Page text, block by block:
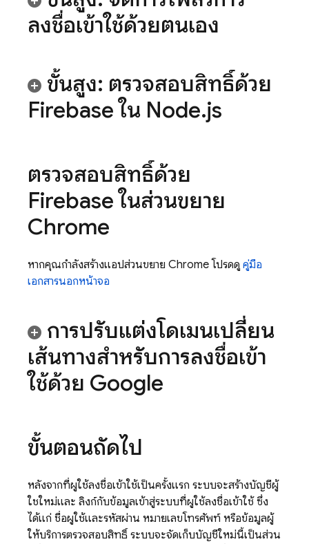
ลงชื่อเข้าใช้ด้วยตนเอง
ขั้นสูง: ตรวจสอบสิทธิ์ด้วย
Firebase ใน Node.js
ตรวจสอบสิทธิ์ด้วย
Firebase ในส่วนขยาย
Chrome
หากคุณกำลังสร้างแอปส่วนขยาย Chrome โปรดดู คู่มือ
เอกสารนอกหน้าจอ
การปรับแต่งโดเมนเปลี่ยน
เส้นทางสำหรับการลงชื่อเข้า
ใช้ด้วย Google
ขั้นตอนถัดไป
หลังจากที่ผู้ใช้ลงชื่อเข้าใช้เป็นครั้งแรก ระบบจะสร้างบัญชีผู้
ใช้ใหม่และ ลิงก์กับข้อมูลเข้าสู่ระบบที่ผู้ใช้ลงชื่อเข้าใช้ ซึ่ง
ได้แก่ ชื่อผู้ใช้และรหัสผ่าน หมายเลขโทรศัพท์ หรือข้อมูลผู้
ให้บริการตรวจสอบสิทธิ์ ระบบจะจัดเก็บบัญชีใหม่นี้เป็นส่วน